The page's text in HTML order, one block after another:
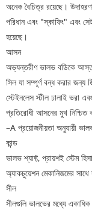
অনেক বৈচিত্র রয়েছে।
পরিধান এবং "স্কাফিং" এবং
হয়েছে।
আসন
অভ্যন্তরীণ ভালভ বডিকে
সিল যা সম্পূর্ণ বন্ধ করার
স্টেইনলেস স্টীল ঢালাই ভরা
প্রতিরোধী আসনের মুখ
–A প্রয়োজনীয়তা অনুযায়ী
কান্ড
ভালভ শ্যাফ্ট, প্রায়শই স্টেম
অ্যাকচুয়েশন মেকানিজমের
সীল
সীলগুলি ভালভের মধ্যে